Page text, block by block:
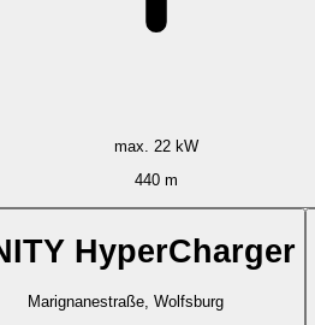
max. 22 kW
440 m
HyperCharger
Marignanestraße, Wolfsburg